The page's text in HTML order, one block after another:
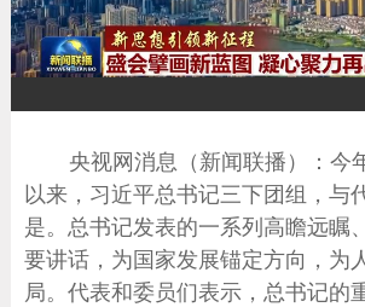
放
央视网消息（新闻联播）：今
以来，习近平总书记三下团组，与
是。总书记发表的一系列高瞻远瞩
要讲话，为国家发展锚定方向，为
局。代表和委员们表示，总书记的